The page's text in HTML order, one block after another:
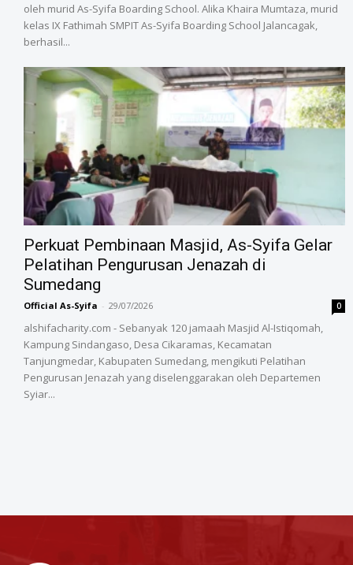
oleh murid As-Syifa Boarding School. Alika Khaira Mumtaza, murid
kelas IX Fathimah SMPIT As-Syifa Boarding School Jalancagak,
berhasil...
‎Perkuat Pembinaan Masjid, As-Syifa Gelar
Pelatihan Pengurusan Jenazah di
Sumedang
Official As-Syifa - 29/07/2026 0
alshifacharity.com - Sebanyak 120 jamaah Masjid Al-Istiqomah,
Kampung Sindangaso, Desa Cikaramas, Kecamatan
Tanjungmedar, Kabupaten Sumedang, mengikuti Pelatihan
Pengurusan Jenazah yang diselenggarakan oleh Departemen
Syiar...